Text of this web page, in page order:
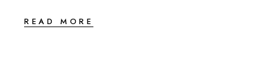
READ MORE